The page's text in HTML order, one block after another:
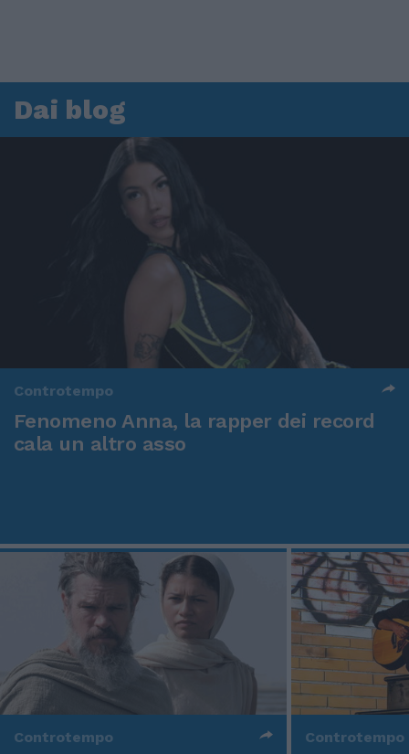
Dai blog
Controtempo
Fenomeno Anna, la rapper dei record
cala un altro asso
Controtempo Controtempo